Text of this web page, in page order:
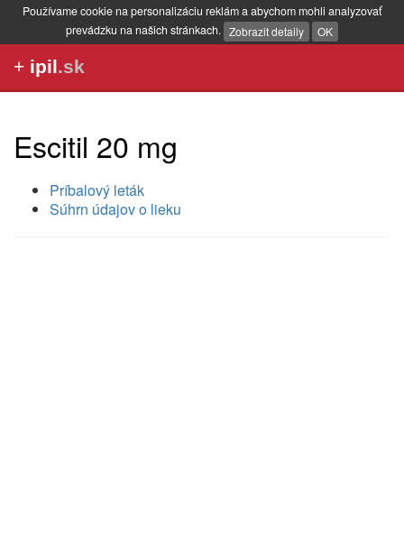
Používame cookie na personalizáciu reklám a abychom mohli analyzovať
prevádzku na našich stránkach. Zobrazit detaily OK
+ ipil.sk
Escitil 20 mg
Príbalový leták
Súhrn údajov o lieku